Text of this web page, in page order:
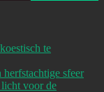
te
sfeer
voor de